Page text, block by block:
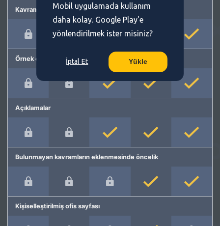
Kavram önerme
Örnek cümleler
Açıklamalar
Bulunmayan kavramların eklenmesinde öncelik
Kişiselleştirilmiş ofis sayfası
Mobil uygulamada kullanım
daha kolay. Google Play'e
yönlendirilmek ister misiniz?
İptal Et Yükle